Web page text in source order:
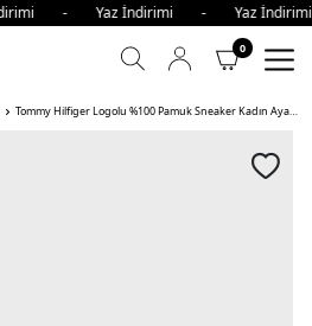
- Yaz İndirimi - Yaz
0
Tommy Hilfiger Logolu %100 Pamuk Sneaker Kadın Ayakkabı TQN AÇIK